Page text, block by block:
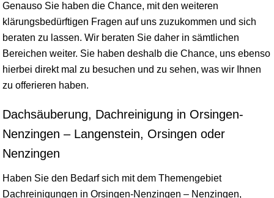
Genauso Sie haben die Chance, mit den weiteren
klärungsbedürftigen Fragen auf uns zuzukommen und sich
beraten zu lassen. Wir beraten Sie daher in sämtlichen
Bereichen weiter. Sie haben deshalb die Chance, uns ebenso
hierbei direkt mal zu besuchen und zu sehen, was wir Ihnen
zu offerieren haben.
Dachsäuberung, Dachreinigung in Orsingen-
Nenzingen – Langenstein, Orsingen oder
Nenzingen
Haben Sie den Bedarf sich mit dem Themengebiet
Dachreinigungen in Orsingen-Nenzingen – Nenzingen,